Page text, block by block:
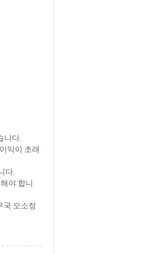
니다.
익이 초래
다.
야 합니
국 오소정